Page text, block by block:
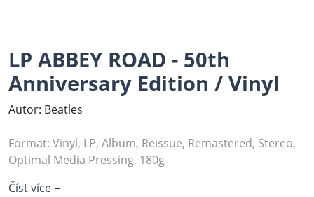
LP ABBEY ROAD - 50th
Anniversary Edition / Vinyl
Autor: Beatles
Format: Vinyl, LP, Album, Reissue, Remastered, Stereo,
Optimal Media Pressing, 180g
Číst více +